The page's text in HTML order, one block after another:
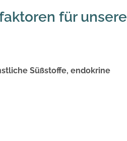
für unsere
Süßstoffe, endokrine